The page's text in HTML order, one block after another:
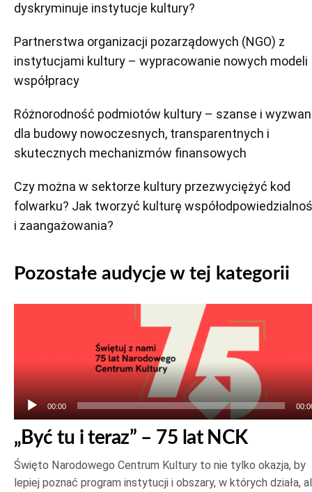
dyskryminuje instytucje kultury?
Partnerstwa organizacji pozarządowych (NGO) z
instytucjami kultury – wypracowanie nowych modeli
współpracy
Różnorodność podmiotów kultury – szanse i
dla budowy nowoczesnych, transparentnych i
skutecznych mechanizmów finansowych
Czy można w sektorze kultury przezwyciężyć kod
folwarku? Jak tworzyć kulturę
i zaangażowania?
Pozostałe audycje w tej kategorii
00:00
„Być tu i teraz” – 75 lat NCK
Święto Narodowego Centrum Kultury to nie tylko okazja, by
lepiej poznać program instytucji i obszary, w których działa,